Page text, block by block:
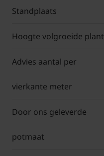
Standplaats
Hoogte volgroeide plant
Advies aantal per
vierkante meter
Door ons geleverde
potmaat